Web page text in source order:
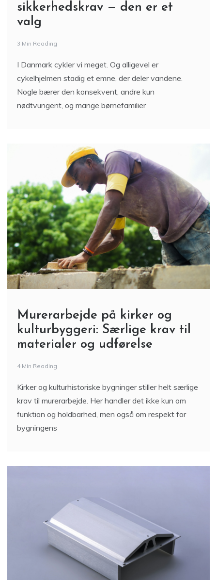
sikkerhedskrav — den er et
valg
3 Min Reading
I Danmark cykler vi meget. Og alligevel er
cykelhjelmen stadig et emne, der deler vandene.
Nogle bærer den konsekvent, andre kun
nødtvungent, og mange børnefamilier
Murerarbejde på kirker og
kulturbyggeri: Særlige krav til
materialer og udførelse
4 Min Reading
Kirker og kulturhistoriske bygninger stiller helt særlige
krav til murerarbejde. Her handler det ikke kun om
funktion og holdbarhed, men også om respekt for
bygningens